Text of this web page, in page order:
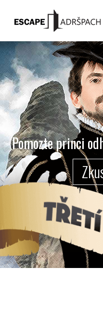
Pomozte princi